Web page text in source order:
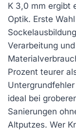
K 3,0 mm ergibt
Optik. Erste
Verarbeitung
Prozent teurer
ideal bei
Sanierungen
Altputzes. Wer